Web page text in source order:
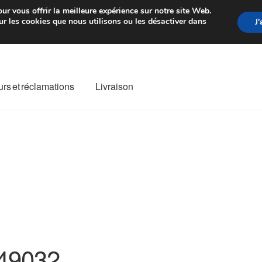
de 7 EUR Du lundi au
et réclamations Livraison
vous offrir la meilleure expérience sur notre site Web.
les cookies que nous utilisons ou les désactiver dans